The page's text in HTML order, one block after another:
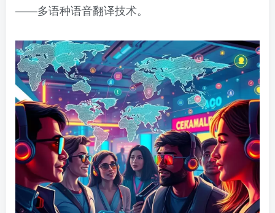
——多语种语音翻译技术。